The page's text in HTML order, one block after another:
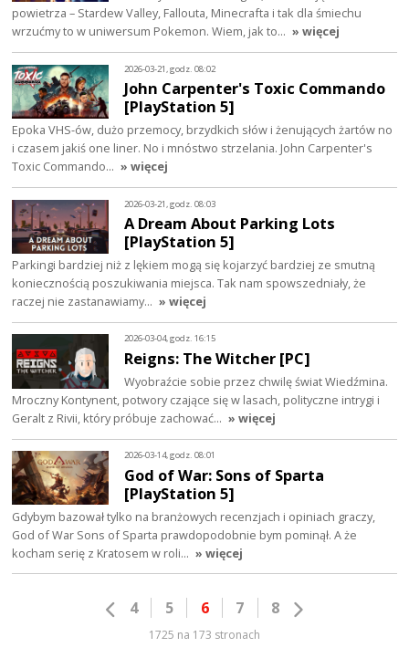
powietrza – Stardew Valley, Fallouta, Minecrafta i tak dla śmiechu
wrzućmy to w uniwersum Pokemon. Wiem, jak to… » więcej
2026-03-21, godz. 08:02
John Carpenter's Toxic Commando
[PlayStation 5]
Epoka VHS-ów, dużo przemocy, brzydkich słów i żenujących żartów no
i czasem jakiś one liner. No i mnóstwo strzelania. John Carpenter's
Toxic Commando… » więcej
2026-03-21, godz. 08:03
A Dream About Parking Lots
[PlayStation 5]
Parkingi bardziej niż z lękiem mogą się kojarzyć bardziej ze smutną
koniecznością poszukiwania miejsca. Tak nam spowszedniały, że
raczej nie zastanawiamy… » więcej
2026-03-04, godz. 16:15
Reigns: The Witcher [PC]
Wyobraźcie sobie przez chwilę świat Wiedźmina.
Mroczny Kontynent, potwory czające się w lasach, polityczne intrygi i
Geralt z Rivii, który próbuje zachować… » więcej
2026-03-14, godz. 08:01
God of War: Sons of Sparta
[PlayStation 5]
Gdybym bazował tylko na branżowych recenzjach i opiniach graczy,
God of War Sons of Sparta prawdopodobnie bym pominął. A że
kocham serię z Kratosem w roli… » więcej
4 5 6 7 8
1725 na 173 stronach